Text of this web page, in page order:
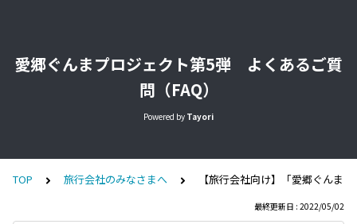
愛郷ぐんまプロジェクト第5弾 よくあるご質
問（FAQ）
Powered by Tayori
TOP 旅行会社のみなさまへ 【旅行会社向け】「愛郷ぐんま
最終更新日 : 2022/05/02